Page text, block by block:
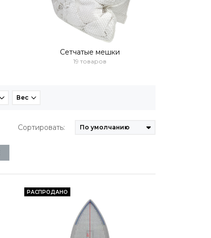
Сетчатые мешки
19 товаров
Вес
Сортировать:
РАСПРОДАНО